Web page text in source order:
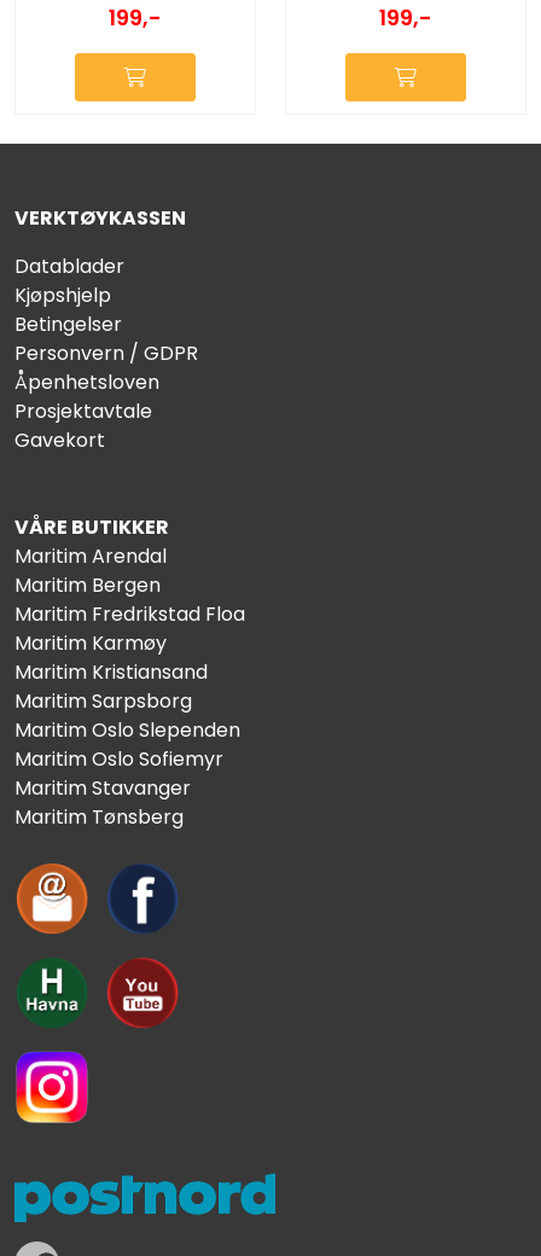
199,- 199,-
VERKTØYKASSEN
Datablader
Kjøpshjelp
Betingelser
Personvern / GDPR
Åpenhetsloven
Prosjektavtale
Gavekort
VÅRE BUTIKKER
Maritim Arendal
Maritim Bergen
Maritim Fredrikstad Floa
Maritim Karmøy
Maritim Kristiansand
Maritim Sarpsborg
Maritim Oslo Slependen
Maritim Oslo Sofiemyr
Maritim Stavanger
Maritim Tønsberg